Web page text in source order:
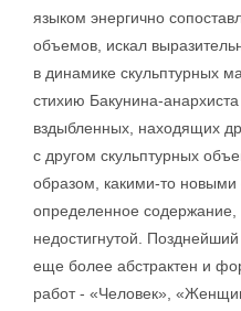
языком энергично
объемов, искал
в динамике скульптурных
стихию Бакунина-
вздыбленных, находящих
с другом скульптурных
образом, какими-то новыми
определенное содержание,
недостигнутой.
еще более абстрактен и
работ - «Человек»,